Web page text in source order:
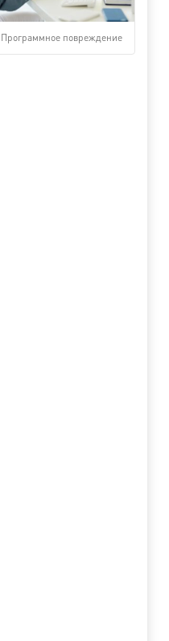
Программное повреждение